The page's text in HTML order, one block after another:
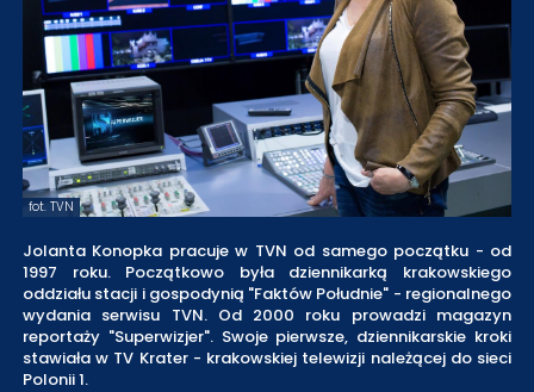
fot. TVN
Jolanta Konopka pracuje w TVN od samego początku - od
1997 roku. Początkowo była dziennikarką krakowskiego
oddziału stacji i gospodynią "Faktów Południe" - regionalnego
wydania serwisu TVN. Od 2000 roku prowadzi magazyn
reportaży "Superwizjer". Swoje pierwsze, dziennikarskie kroki
stawiała w TV Krater - krakowskiej telewizji należącej do sieci
Polonii 1.